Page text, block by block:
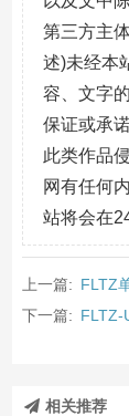
第三方主
述)未经本
容、文字
保证或承
此类作品
网有任何
站将会在
上一篇: FLTZ
下一篇: FLTZ-
相关推荐